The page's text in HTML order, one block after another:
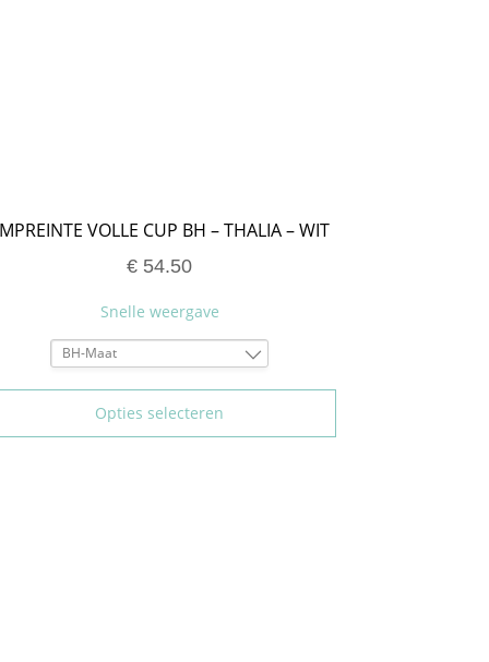
VOLLE CUP BH – THALIA – WIT
€ 54.50
Opties selecteren
Snelle weergave
BH-Maat